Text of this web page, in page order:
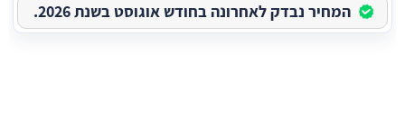
המחיר נבדק לאחרונה בחודש אוגוסט בשנת 2026.